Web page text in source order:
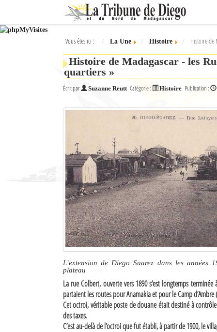
Ok
L'actualité à Diego Suarez
Le Nord de Madagascar
Vous êtes ici : La Une Histoire Histoire de
Histoire de Madagascar - les
quartiers »
Écrit par Suzanne Reutt Catégorie : Histoire Publication :
L’extension de Diego Suarez dans les
plateau
La rue Colbert, ouverte vers 1890 s’est longtemps
partaient les routes pour Anamakia et pour le Camp d’Ambre
Cet octroi, véritable poste de douane était destiné à
des taxes.
C’est au-delà de l’octroi que fut établi, à partir de 1900, le